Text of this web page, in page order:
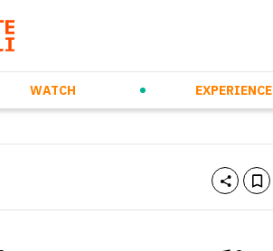
WATCH EXPERIENCE